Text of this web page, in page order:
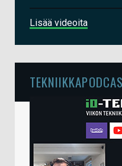
Lisää videoita